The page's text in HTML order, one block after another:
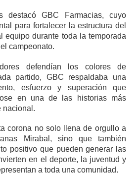
destacó GBC Farmacias, cuyo
para fortalecer la estructura del
equipo durante toda la temporada
campeonato.
defendían los colores de
partido, GBC respaldaba una
esfuerzo y superación que
en una de las historias más
nacional.
corona no solo llena de orgullo a
Mirabal, sino que también
positivo que pueden generar las
en el deporte, la juventud y
a toda una comunidad.